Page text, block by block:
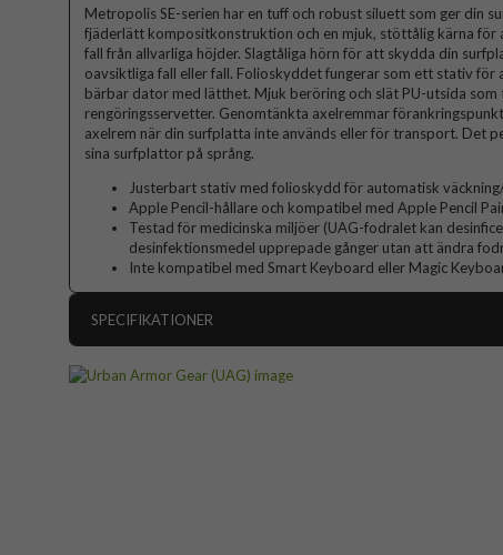
Metropolis SE-serien har en tuff och robust siluett som ger din
fjäderlätt kompositkonstruktion och en mjuk, stöttålig kärna för
fall från allvarliga höjder. Slagtåliga hörn för att skydda din
oavsiktliga fall eller fall. Folioskyddet fungerar som ett stativ
bärbar dator med lätthet. Mjuk beröring och slät PU-utsida som
rengöringsservetter. Genomtänkta axelremmar
axelrem när din surfplatta inte används eller för transport. Det
sina surfplattor på språng.
Justerbart stativ med folioskydd för automatisk
Apple Pencil-hållare och kompatibel med Apple Pencil
Testad för medicinska miljöer (UAG-fodralet kan
desinfektionsmedel upprepade gånger utan att ändra
Inte kompatibel med Smart Keyboard eller Magic
SPECIFIKATIONER